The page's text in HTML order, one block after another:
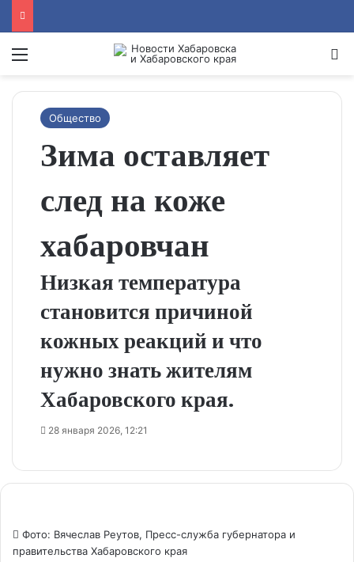
Menu
Общество
Зима оставляет
след на коже
хабаровчан
Низкая температура
становится причиной
кожных реакций и что
нужно знать жителям
Хабаровского края.
28 января 2026, 12:21
Фото: Вячеслав Реутов, Пресс-служба губернатора и
правительства Хабаровского края